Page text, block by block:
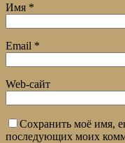
Имя *
Email *
Web-сайт
Сохранить моё имя,
последующих моих